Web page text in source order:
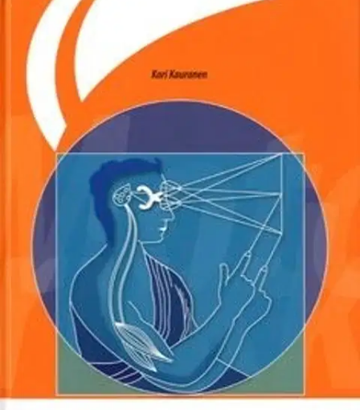
Tarkista myymäläsaatavuus
Ei saatavilla
Tuotekuvaus
Monitorinen suorituskyky on yksilöllistä ja suorituskyvyn
vaatimukset vaihtelevat suuresti esimerkiksi huippu-urheilijan ja
ikääntyneen välillä. Yksilön motorista suorituskykyä eri
elämäntilanteissa pyrkivät optimoimaan ja ohjaamaan useat
ammattiryhmät kuten opettajat, valmentajat, terapeutit ja
liikunnanohjaajat. Alaan keskittyvää suomenkielistä oppikirjaa ei
aiemmin ole julkaistu.Motoriikan säätely ja motorinen oppiminen -
kirja kokoaa näkemykset ihmisen motoristisesta suorituskyvystä ja
oppimisesta. Fysiologiset ja pedagogiset lähtökohdat ovat toisistaan
riippuvaisia ja toisiaan täydentäviä. Hermoston tulee olla kunnossa,
jotta oppiminen olisi mahdollista, ja pedagogisten menetelmien
oikeita, jotta muutokset olisivat optimaalisia. Kirjan lopussa nämä
näkökulmat yhdistetään käytännön ohjeiksi.